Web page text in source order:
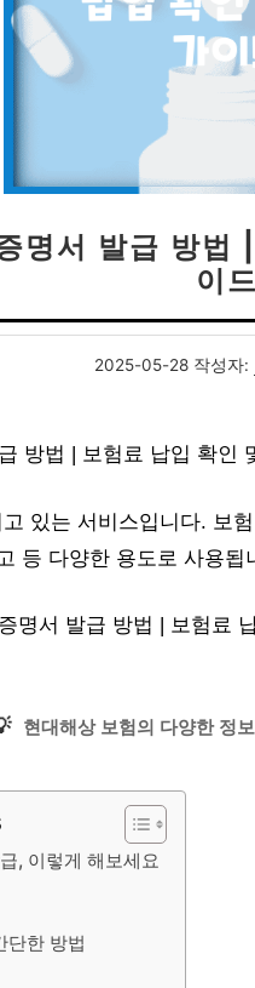
명서 발급 방법
이드
2025-05-28 작성자:
방법 | 보험료 납입 확인
있는 서비스입니다. 보
등 다양한 용도로 사용됩
명서 발급 방법 | 보험료
현대해상 보험의 다양한 정
, 이렇게 해보세요
단한 방법